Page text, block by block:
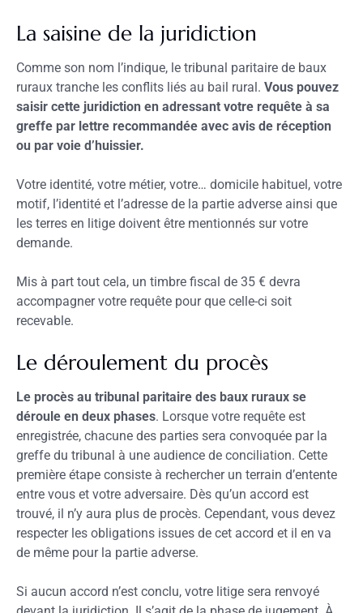
La saisine de la juridiction
Comme son nom l’indique, le tribunal paritaire de baux
ruraux tranche les conflits liés au bail rural. Vous pouvez
saisir cette juridiction en adressant votre requête à sa
greffe par lettre recommandée avec avis de réception
ou par voie d’huissier.
Votre identité, votre métier, votre… domicile habituel, votre
motif, l’identité et l’adresse de la partie adverse ainsi que
les terres en litige doivent être mentionnés sur votre
demande.
Mis à part tout cela, un timbre fiscal de 35 € devra
accompagner votre requête pour que celle-ci soit
recevable.
Le déroulement du procès
Le procès au tribunal paritaire des baux ruraux se
déroule en deux phases. Lorsque votre requête est
enregistrée, chacune des parties sera convoquée par la
greffe du tribunal à une audience de conciliation. Cette
première étape consiste à rechercher un terrain d’entente
entre vous et votre adversaire. Dès qu’un accord est
trouvé, il n’y aura plus de procès. Cependant, vous devez
respecter les obligations issues de cet accord et il en va
de même pour la partie adverse.
Si aucun accord n’est conclu, votre litige sera renvoyé